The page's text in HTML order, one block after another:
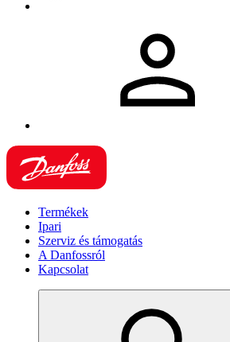
Termékek
Ipari
Szerviz és támogatás
A Danfossról
Kapcsolat